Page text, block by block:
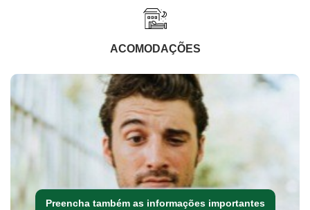
ACOMODAÇÕES
Preencha também as informações importantes